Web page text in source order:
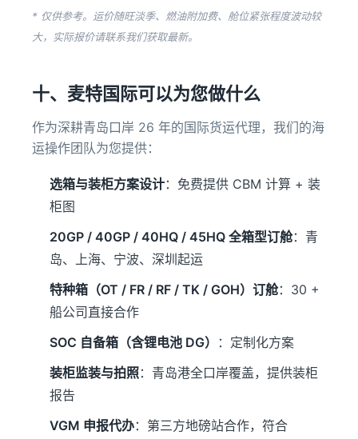
* 仅供参考。运价随旺淡季、燃油附加费、舱位紧张程度波动较
大，实际报价请联系我们获取最新。
十、麦特国际可以为您做什么
作为深耕青岛口岸 26 年的国际货运代理，我们的海
运操作团队为您提供：
选箱与装柜方案设计：免费提供 CBM 计算 + 装
柜图
20GP / 40GP / 40HQ / 45HQ 全箱型订舱：青
岛、上海、宁波、深圳起运
特种箱（OT / FR / RF / TK / GOH）订舱：30 +
船公司直接合作
SOC 自备箱（含锂电池 DG）
：定制化方案
装柜监装与拍照：青岛港全口岸覆盖，提供装柜
报告
VGM 申报代办：第三方地磅站合作，符合